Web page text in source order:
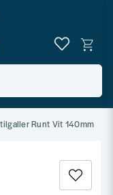
Runt Vit 140mm